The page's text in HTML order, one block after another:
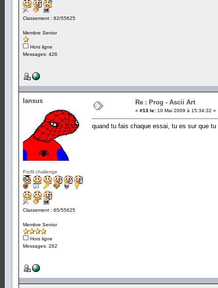
Classement : 82/55625
Membre Senior
Hors ligne
Messages: 426
Iansus
Profil challenge
Classement : 65/55625
Membre Senior
Hors ligne
Messages: 262
Re : Prog - Ascii Art
« #13 le: 10 Mai 2009 à 15:34:32 »
quand tu fais chaque essai, tu es sur que